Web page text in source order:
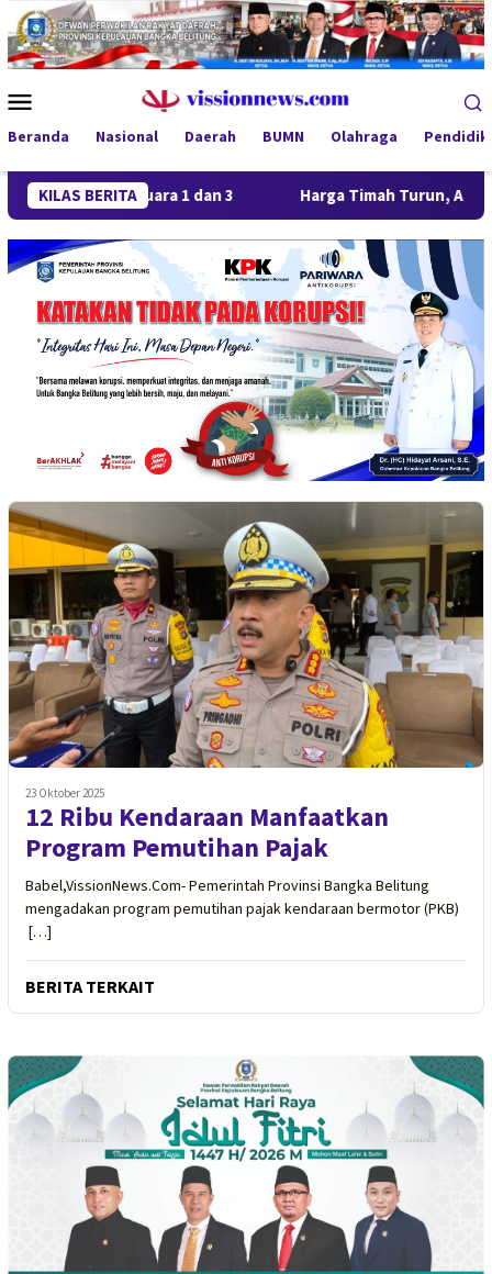
Loncat
ke
konten
Mobile
Beranda Nasional Daerah BUMN Olahraga
KILAS BERITA
Juara 1 dan 3 Harga Timah Turun, Aktivitas
23 Oktober 2025
12 Ribu Kendaraan Manfaatkan
Program Pemutihan Pajak
Babel,VissionNews.Com- Pemerintah Provinsi Bangka Belitung
mengadakan program pemutihan pajak kendaraan bermotor (PKB)
[…]
BERITA TERKAIT